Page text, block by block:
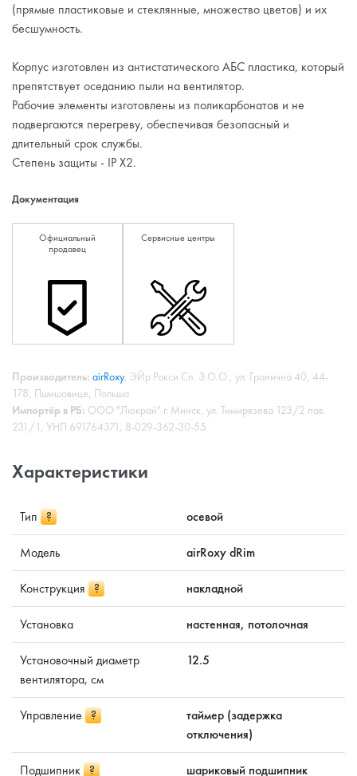
(прямые пластиковые и стеклянные, множество цветов) и их
бесшумность.
Корпус изготовлен из антистатического АБС пластика, который
препятствует оседанию пыли на вентилятор.
Рабочие элементы изготовлены из поликарбонатов и не
подвергаются перегреву, обеспечивая безопасный и
длительный срок службы.
Степень защиты - IP X2.
Документация
Официальный
продавец
Сервисные центры
Производитель: airRoxy, ЭЙр Рокси Сп. З.О.О., ул. Гранична 40, 44-
178, Пшишовице, Польша
Импортёр в РБ: ООО "Люкрай" г. Минск, ул. Тимирязева 123/2 пав.
231/1, УНП 691764371, 8-029-362-30-55
Характеристики
Тип ? осевой
Модель airRoxy dRim
Конструкция ? накладной
Установка настенная, потолочная
Установочный диаметр
вентилятора, см
12.5
Управление ?
таймер (задержка
отключения)
Подшипник ? шариковый подшипник